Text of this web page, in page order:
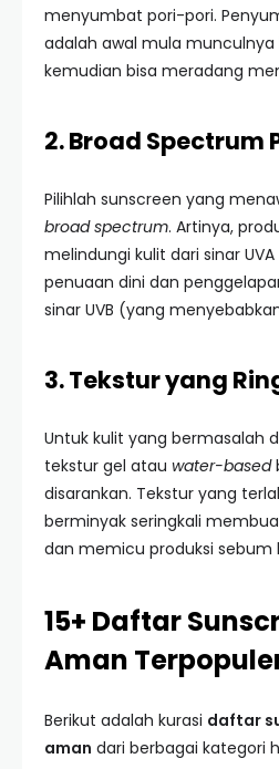
menyumbat pori-pori.
adalah awal mula
kemudian bisa meradang
2. Broad Spectrum
Pilihlah sunscreen yang
broad spectrum. Artinya,
melindungi kulit dari sinar
penuaan dini dan
sinar UVB (yang
3. Tekstur yang
Untuk kulit yang bermasalah
tekstur gel atau water-based
disarankan. Tekstur yang
berminyak seringkali
dan memicu produksi sebum
15+ Daftar
Aman
Berikut adalah kurasi daftar
aman dari berbagai kategori